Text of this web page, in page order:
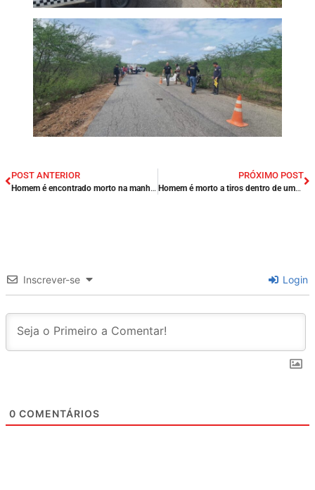
POST ANTERIOR
Homem é encontrado morto na manhã desta terça-feira (21/02), na cidade de Codó/MA.
PRÓXIMO POST
Homem é morto a tiros dentro de uma rede na porta da sua casa na cidade de Patos/PB.
Inscrever-se Login
0 COMENTÁRIOS